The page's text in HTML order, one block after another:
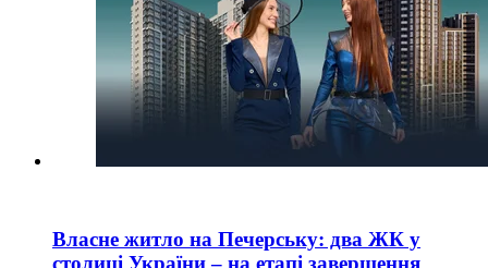
Власне житло на Печерську: два ЖК у